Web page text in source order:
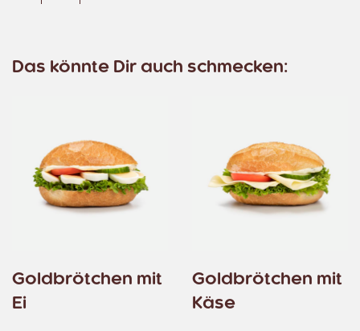
Das könnte Dir auch schmecken:
Goldbrötchen mit
Ei
Goldbrötchen mit
Käse